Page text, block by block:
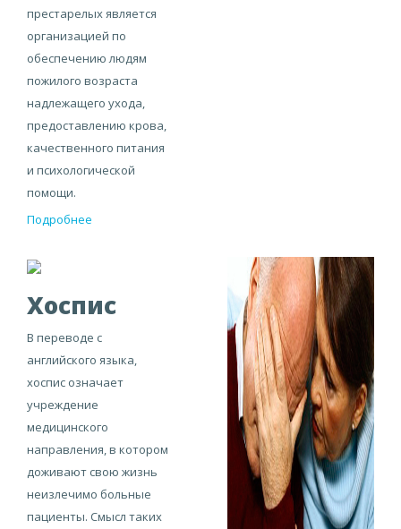
престарелых является
организацией по
обеспечению людям
пожилого возраста
надлежащего ухода,
предоставлению крова,
качественного питания
и психологической
помощи.
Подробнее
Хоспис
В переводе с
английского языка,
хоспис означает
учреждение
медицинского
направления, в котором
доживают свою жизнь
неизлечимо больные
пациенты. Смысл таких